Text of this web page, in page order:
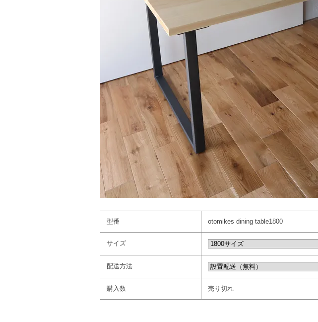
型番 otomikes dining table1800
サイズ
配送方法
購入数 売り切れ